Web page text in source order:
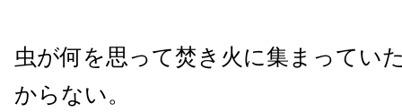
虫が何を思って焚き火に集まってい
からない。